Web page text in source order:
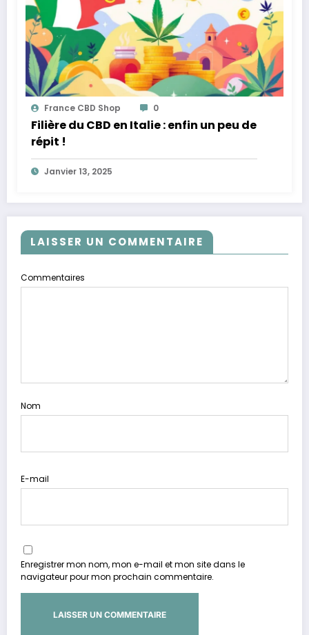
France CBD Shop 0
Filière du CBD en Italie : enfin un peu de
répit !
Janvier 13, 2025
LAISSER UN COMMENTAIRE
Commentaires
Nom
E-mail
Enregistrer mon nom, mon e-mail et mon site dans le
navigateur pour mon prochain commentaire.